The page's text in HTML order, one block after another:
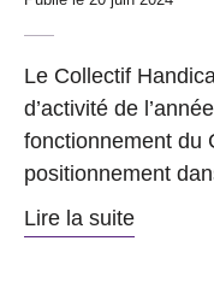
Le Collectif
d’activité de
fonctionnement du
positionnement
Lire la suite